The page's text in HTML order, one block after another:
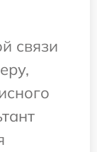
связи